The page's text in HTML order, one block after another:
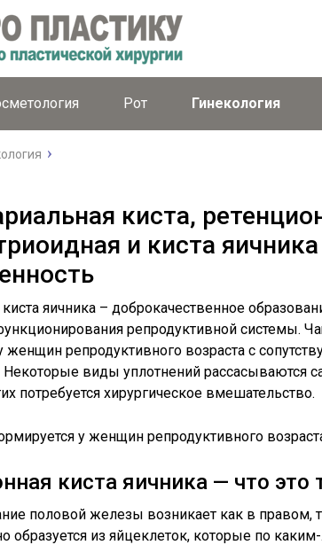
Рот Гинекология
киста,
и киста
яичника – доброкачественное
репродуктивной системы.
женщин репродуктивного возраста с
виды уплотнений рассасываются
потребуется хирургическое вмешательство.
у женщин репродуктивного
киста яичника — что это
половой железы возникает как в правом,
образуется из яйцеклеток, которые по